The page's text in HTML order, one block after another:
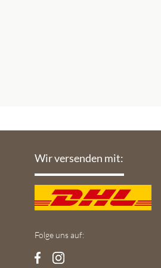
Wir versenden mit:
Folge uns auf: